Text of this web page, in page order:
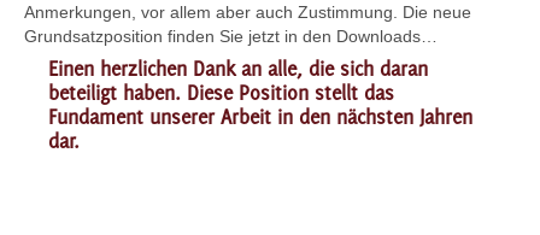
Anmerkungen, vor allem aber auch Zustimmung.
Die neue
Grundsatzposition finden Sie jetzt in den Downloads…
Einen herzlichen Dank an alle, die sich daran
beteiligt haben. Diese Position stellt das
Fundament unserer Arbeit in den nächsten Jahren
dar.